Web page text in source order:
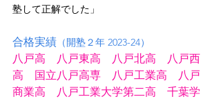
塾して正解でした」
合格実績 （開塾２年 2023-24）
八戸高　八戸東高　八戸北高　八戸西
高　国立八戸高専　八戸工業高　八戸
商業高　八戸工業大学第二高　千葉学